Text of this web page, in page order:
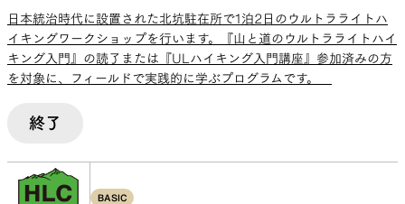
日本統治時代に設置された北坑駐在所で1泊2日のウルトラライトハ
イキングワークショップを行います。『山と道のウルトラライトハイ
キング入門』の読了または『ULハイキング入門講座』参加済みの方
を対象に、フィールドで実践的に学ぶプログラムです。
終了
BASIC